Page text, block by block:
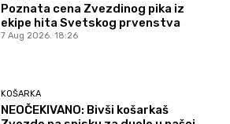
Poznata cena Zvezdinog pika iz
ekipe hita Svetskog prvenstva
7 Aug 2026. 18:26
KOŠARKA
NEOČEKIVANO: Bivši košarkaš